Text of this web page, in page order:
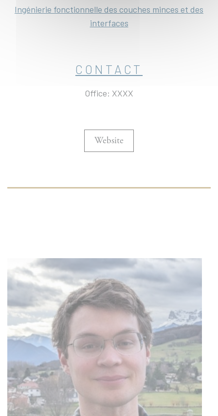
Ingénierie fonctionnelle des couches minces et des
interfaces
CONTACT
Office: XXXX
Website